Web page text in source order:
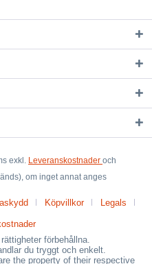
exkl. Leveranskostnader och
om inget annat anges
Köpvillkor Legals
förbehållna.
du tryggt och enkelt.
the property of their respective